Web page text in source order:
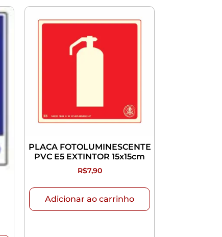
PLACA FOTOLUMINESCENTE
PVC E5 EXTINTOR 15x15cm
R$7,90
Adicionar ao carrinho